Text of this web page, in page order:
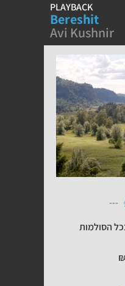
PLAYBACK
Bereshit
Avi Kushnir
---
הסולמות
₪